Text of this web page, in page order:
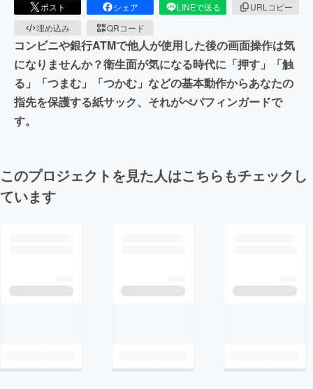
ポスト シェア LINEで送る
URLコピー
埋め込み
QRコード
コンビニや銀行ATMで他人が使用した後の画面操作は気
になりませんか？衛生面が気になる時代に「押す」「触
る」「つまむ」「つかむ」などの基本動作からあなたの
指先を保護する紙サック、それがぺパフィンガードで
す。
このプロジェクトを見た人はこちらもチェックし
ています